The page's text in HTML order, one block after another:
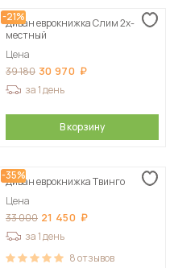
-21%
Диван еврокнижка Слим 2х-
местный
Цена
39 180 30 970
за 1 день
В корзину
-35%
Диван еврокнижка Твинго
Цена
33 000 21 450
за 1 день
8отзывов